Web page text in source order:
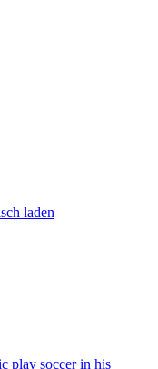
laden
play soccer in his